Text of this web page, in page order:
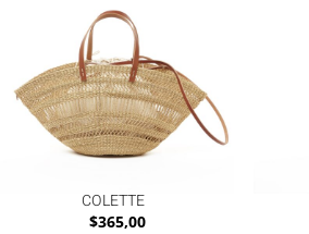
COLETTE
$365,00